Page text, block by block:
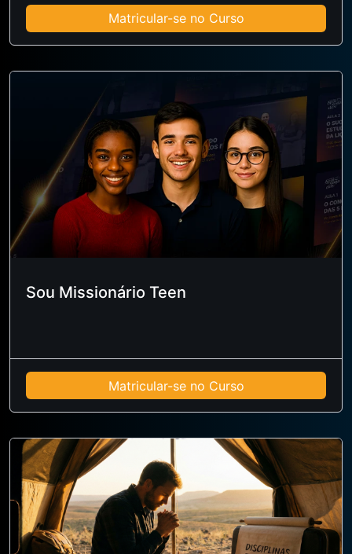
Matricular-se no Curso
Sou Missionário Teen
Matricular-se no Curso